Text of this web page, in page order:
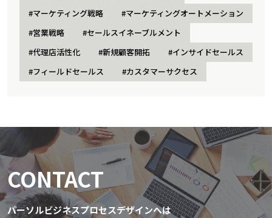
#マーケティング戦略
#マーケティングオートメーション
#営業戦略
#セールスイネーブルメント
#代理店活性化
#新規顧客開拓
#インサイドセールス
#フィールドセールス
#カスタマーサクセス
CONTACT
パーソルビジネスプロセスデザインへは